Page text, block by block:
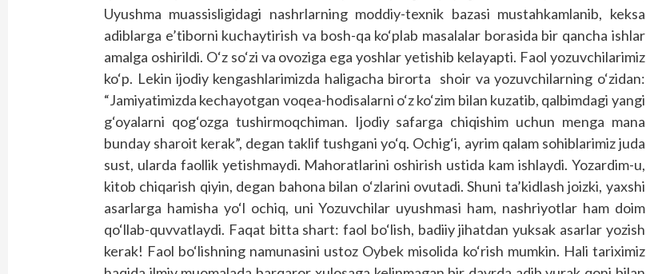
Uyushma muassisligidagi nashrlarning moddiy-texnik bazasi mustahkamlanib, keksa
adiblarga e’tiborni kuchaytirish va bosh-qa ko‘plab masalalar borasida bir qancha ishlar
amalga oshirildi. O‘z so‘zi va ovoziga ega yoshlar yetishib kelayapti. Faol yozuvchilarimiz
ko‘p. Lekin ijodiy kengashlarimizda haligacha birorta shoir va yozuvchilarning o‘zidan:
“Jamiyatimizda kechayotgan voqea-hodisalarni o‘z ko‘zim bilan kuzatib, qalbimdagi yangi
g‘oyalarni qog‘ozga tushirmoqchiman. Ijodiy safarga chiqishim uchun menga mana
bunday sharoit kerak”, degan taklif tushgani yo‘q. Ochig‘i, ayrim qalam sohiblarimiz juda
sust, ularda faollik yetishmaydi. Mahoratlarini oshirish ustida kam ishlaydi. Yozardim-u,
kitob chiqarish qiyin, degan bahona bilan o‘zlarini ovutadi. Shuni ta’kidlash joizki, yaxshi
asarlarga hamisha yo‘l ochiq, uni Yozuvchilar uyushmasi ham, nashriyotlar ham doim
qo‘llab-quvvatlaydi. Faqat bitta shart: faol bo‘lish, badiiy jihatdan yuksak asarlar yozish
kerak! Faol bo‘lishning namunasini ustoz Oybek misolida ko‘rish mumkin. Hali tariximiz